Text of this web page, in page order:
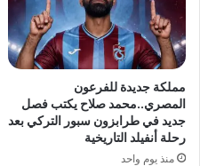
مملكة جديدة للفرعون
المصري..محمد صلاح يكتب فصل
جديد في طرابزون سبور التركي بعد
رحلة أنفيلد التاريخية
منذ يوم واحد